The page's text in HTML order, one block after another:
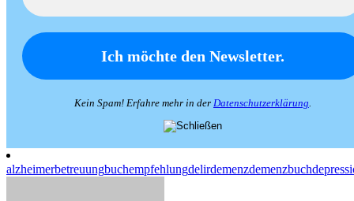
Kein Spam! Erfahre mehr in der Datenschutzerklärung
alzheimerbetreuungbuchempfehlungdelirdemenzdemenzbuch